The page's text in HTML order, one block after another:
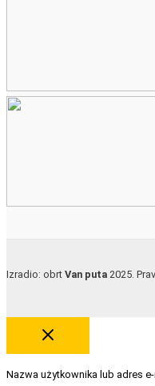
Izradio: obrt Van puta 2025.
Nazwa użytkownika lub adres e-